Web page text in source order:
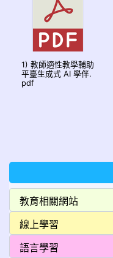
1) 教師適性教學輔助
平臺生成式 AI 學伴.
pdf